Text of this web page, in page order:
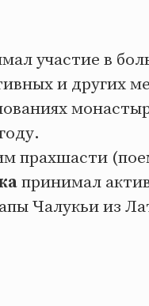
участие в
и других
прахшасти
принимал
Чалукьи из